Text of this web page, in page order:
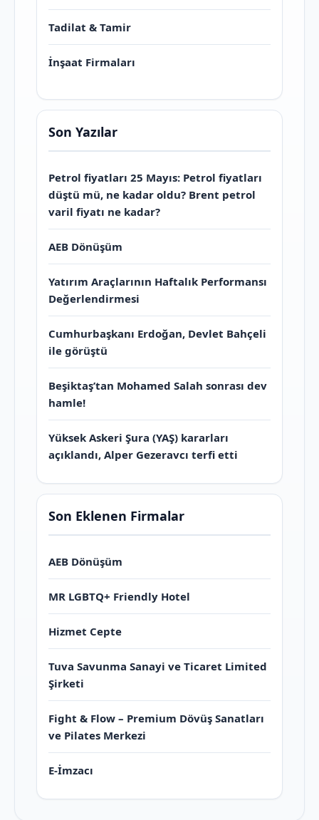
Tadilat & Tamir
İnşaat Firmaları
Son Yazılar
Petrol fiyatları 25 Mayıs: Petrol fiyatları
düştü mü, ne kadar oldu? Brent petrol
varil fiyatı ne kadar?
AEB Dönüşüm
Yatırım Araçlarının Haftalık Performansı
Değerlendirmesi
Cumhurbaşkanı Erdoğan, Devlet Bahçeli
ile görüştü
Beşiktaş’tan Mohamed Salah sonrası dev
hamle!
Yüksek Askeri Şura (YAŞ) kararları
açıklandı, Alper Gezeravcı terfi etti
Son Eklenen Firmalar
AEB Dönüşüm
MR LGBTQ+ Friendly Hotel
Hizmet Cepte
Tuva Savunma Sanayi ve Ticaret Limited
Şirketi
Fight & Flow – Premium Dövüş Sanatları
ve Pilates Merkezi
E-İmzacı